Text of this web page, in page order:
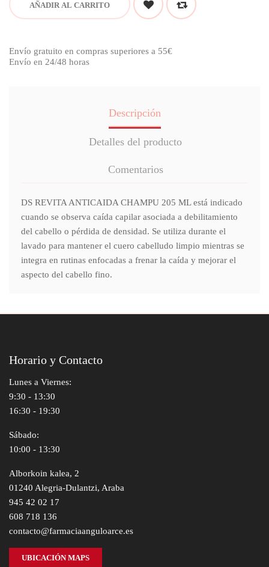
AÑADIR AL CARRITO
Envío gratuito en compras superiores a 55€
Envío en 24/48 horas
Descripción
Detalles del producto
Comentarios
DS REVITA ANTICAIDA CHAMPU 205 ML está indicado
cuando se observa caída capilar asociada a debilitamiento
del cabello o pérdida de densidad. Se utiliza durante el
lavado para mantener el cuero cabelludo limpio mientras se
integra en rutinas enfocadas a frenar la caída y mejorar el
aspecto del cabello fino.
Horario y Contacto
Lunes a Viernes:
9:30 - 13:30
16:30 - 19:30
Sábado:
10:00 - 13:30
Alborkoin kalea, 2
01240 Alegria-Dulantzi, Araba
945 42 02 17
608 718 136
contacto@farmaciaanguloarce.es
UBICACIÓN MAPS